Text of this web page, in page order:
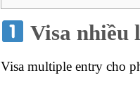
Visa nhiều
Visa multiple entry cho